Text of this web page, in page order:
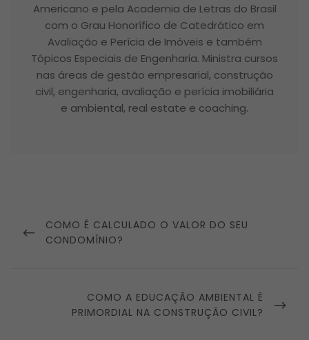
Americano e pela Academia de Letras do Brasil
com o Grau Honorífico de Catedrático em
Avaliação e Perícia de Imóveis e também
Tópicos Especiais de Engenharia. Ministra cursos
nas áreas de gestão empresarial, construção
civil, engenharia, avaliação e perícia imobiliária
e ambiental, real estate e coaching.
Post
PREVIOUS
POST
COMO É CALCULADO O VALOR DO SEU
CONDOMÍNIO?
NEXT
POST
COMO A EDUCAÇÃO AMBIENTAL É
PRIMORDIAL NA CONSTRUÇÃO CIVIL?